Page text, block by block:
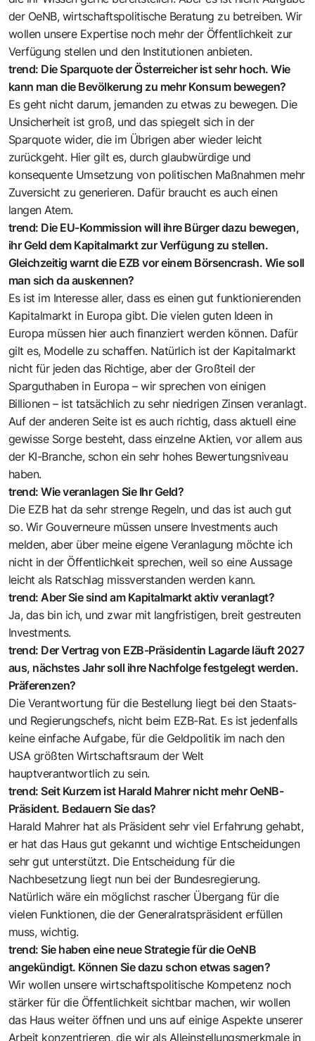
der OeNB, wirtschaftspolitische Beratung zu betreiben. Wir
wollen unsere Expertise noch mehr der Öffentlichkeit zur
Verfügung stellen und den Institutionen anbieten.
trend: Die Sparquote der Österreicher ist sehr hoch. Wie
kann man die Bevölkerung zu mehr Konsum bewegen?
Es geht nicht darum, jemanden zu etwas zu bewegen. Die
Unsicherheit ist groß, und das spiegelt sich in der
Sparquote wider, die im Übrigen aber wieder leicht
zurückgeht. Hier gilt es, durch glaubwürdige und
konsequente Umsetzung von politischen Maßnahmen mehr
Zuversicht zu generieren. Dafür braucht es auch einen
langen Atem.
trend: Die EU-Kommission will ihre Bürger dazu bewegen,
ihr Geld dem Kapitalmarkt zur Verfügung zu stellen.
Gleichzeitig warnt die EZB vor einem Börsencrash. Wie soll
man sich da auskennen?
Es ist im Interesse aller, dass es einen gut funktionierenden
Kapitalmarkt in Europa gibt. Die vielen guten Ideen in
Europa müssen hier auch finanziert werden können. Dafür
gilt es, Modelle zu schaffen. Natürlich ist der Kapitalmarkt
nicht für jeden das Richtige, aber der Großteil der
Sparguthaben in Europa – wir sprechen von einigen
Billionen – ist tatsächlich zu sehr niedrigen Zinsen veranlagt.
Auf der anderen Seite ist es auch richtig, dass aktuell eine
gewisse Sorge besteht, dass einzelne Aktien, vor allem aus
der KI-Branche, schon ein sehr hohes Bewertungsniveau
haben.
trend: Wie veranlagen Sie Ihr Geld?
Die EZB hat da sehr strenge Regeln, und das ist auch gut
so. Wir Gouverneure müssen unsere Investments auch
melden, aber über meine eigene Veranlagung möchte ich
nicht in der Öffentlichkeit sprechen, weil so eine Aussage
leicht als Ratschlag missverstanden werden kann.
trend: Aber Sie sind am Kapitalmarkt aktiv veranlagt?
Ja, das bin ich, und zwar mit langfristigen, breit gestreuten
Investments.
trend: Der Vertrag von EZB-Präsidentin Lagarde läuft 2027
aus, nächstes Jahr soll ihre Nachfolge festgelegt werden.
Präferenzen?
Die Verantwortung für die Bestellung liegt bei den Staats-
und Regierungschefs, nicht beim EZB-Rat. Es ist jedenfalls
keine einfache Aufgabe, für die Geldpolitik im nach den
USA größten Wirtschaftsraum der Welt
hauptverantwortlich zu sein.
trend: Seit Kurzem ist Harald Mahrer nicht mehr OeNB-
Präsident. Bedauern Sie das?
Harald Mahrer hat als Präsident sehr viel Erfahrung gehabt,
er hat das Haus gut gekannt und wichtige Entscheidungen
sehr gut unterstützt. Die Entscheidung für die
Nachbesetzung liegt nun bei der Bundesregierung.
Natürlich wäre ein möglichst rascher Übergang für die
vielen Funktionen, die der Generalratspräsident erfüllen
muss, wichtig.
trend: Sie haben eine neue Strategie für die OeNB
angekündigt. Können Sie dazu schon etwas sagen?
Wir wollen unsere wirtschaftspolitische Kompetenz noch
stärker für die Öffentlichkeit sichtbar machen, wir wollen
das Haus weiter öffnen und uns auf einige Aspekte unserer
Arbeit konzentrieren, die wir als Alleinstellungsmerkmale in